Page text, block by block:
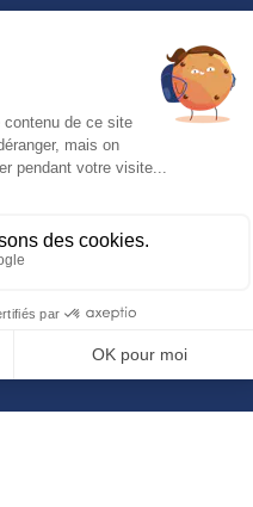
10
75016